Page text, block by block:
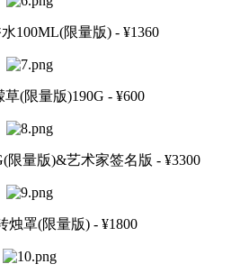
100ML(限量版) - ¥1360
(限量版)190G - ¥600
限量版)&艺术家签名版 - ¥3300
烛罩(限量版) - ¥1800